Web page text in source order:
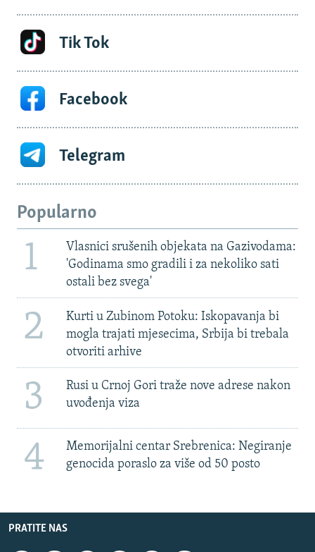
Tik Tok
Facebook
Telegram
Popularno
1
Vlasnici srušenih objekata na Gazivodama:
'Godinama smo gradili i za nekoliko sati
ostali bez svega'
2
Kurti u Zubinom Potoku: Iskopavanja bi
mogla trajati mjesecima, Srbija bi trebala
otvoriti arhive
3
Rusi u Crnoj Gori traže nove adrese nakon
uvođenja viza
4
Memorijalni centar Srebrenica: Negiranje
genocida poraslo za više od 50 posto
PRATITE NAS